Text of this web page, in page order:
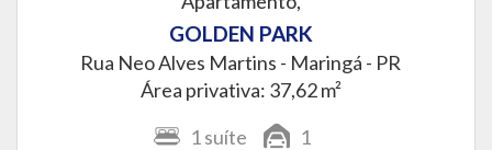
GOLDEN PARK
Rua Neo Alves Martins - Maringá - PR
Área privativa: 37,62 m²
1 suíte 1